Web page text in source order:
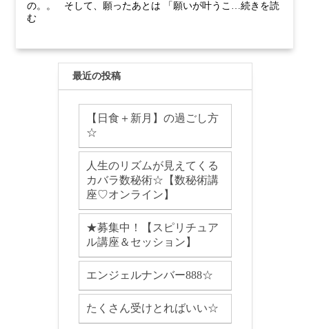
の。。 そして、願ったあとは 「願いが叶うこ…続きを読
む
最近の投稿
【日食＋新月】の過ごし方
☆
人生のリズムが見えてくる
カバラ数秘術☆【数秘術講
座♡オンライン】
★募集中！【スピリチュア
ル講座＆セッション】
エンジェルナンバー888☆
たくさん受けとればいい☆